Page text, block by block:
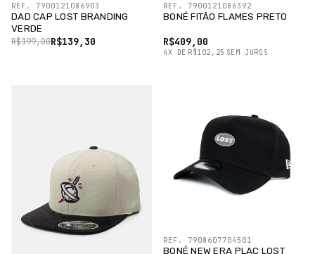
DAD CAP LOST BRANDING
VERDE
R$139,30
R$199,00
REF. 7900121086903
BONÉ FITÃO FLAMES PRETO
R$409,00
4X DE R$102,25 SEM JUROS
REF. 7900121086392
BONÉ NEW ERA PLAC LOST
REF. 7908607704501